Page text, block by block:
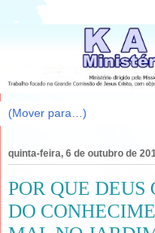
quinta-feira, 6 de outubro de
POR QUE DEUS
DO